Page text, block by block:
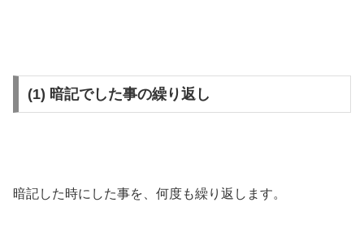
(1) 暗記でした事の繰り返し
暗記した時にした事を、何度も繰り返します。